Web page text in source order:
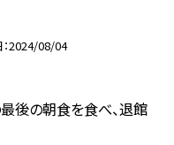
2024/08/04
後の朝食を食べ、退館